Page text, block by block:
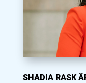
SHADIA RASK